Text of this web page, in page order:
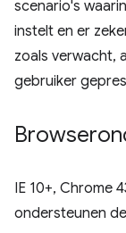
scenario's
instelt en er
zoals verwacht,
gebruiker
IE 10+, Chrome
ondersteunen